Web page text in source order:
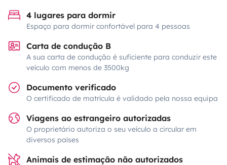
4 lugares para dormir
Espaço para dormir confortável para 4 pessoas
Carta de condução B
A sua carta de condução é suficiente para conduzir este
veículo com menos de 3500kg
Documento verificado
O certificado de matrícula é validado pela nossa equipa
Viagens ao estrangeiro autorizadas
O proprietário autoriza o seu veículo a circular em
diversos países
Animais de estimação não autorizados